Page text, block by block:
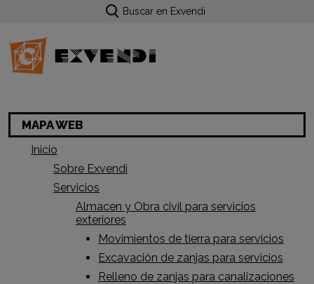
Buscar en Exvendi
MAPA WEB
Inicio
Sobre Exvendi
Servicios
Almacen y Obra civil para servicios
exteriores
Movimientos de tierra para servicios
Excavación de zanjas para servicios
Relleno de zanjas para canalizaciones